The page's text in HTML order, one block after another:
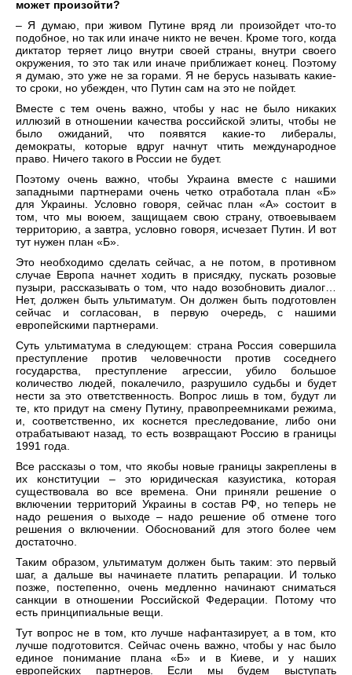
может произойти?
– Я думаю, при живом Путине вряд ли произойдет что-то
подобное, но так или иначе никто не вечен. Кроме того, когда
диктатор теряет лицо внутри своей страны, внутри своего
окружения, то это так или иначе приближает конец. Поэтому
я думаю, это уже не за горами. Я не берусь называть какие-
то сроки, но убежден, что Путин сам на это не пойдет.
Вместе с тем очень важно, чтобы у нас не было никаких
иллюзий в отношении качества российской элиты, чтобы не
было ожиданий, что появятся какие-то либералы,
демократы, которые вдруг начнут чтить международное
право. Ничего такого в России не будет.
Поэтому очень важно, чтобы Украина вместе с нашими
западными партнерами очень четко отработала план «Б»
для Украины. Условно говоря, сейчас план «А» состоит в
том, что мы воюем, защищаем свою страну, отвоевываем
территорию, а завтра, условно говоря, исчезает Путин. И вот
тут нужен план «Б».
Это необходимо сделать сейчас, а не потом, в противном
случае Европа начнет ходить в присядку, пускать розовые
пузыри, рассказывать о том, что надо возобновить диалог…
Нет, должен быть ультиматум. Он должен быть подготовлен
сейчас и согласован, в первую очередь, с нашими
европейскими партнерами.
Суть ультиматума в следующем: страна Россия совершила
преступление против человечности против соседнего
государства, преступление агрессии, убило большое
количество людей, покалечило, разрушило судьбы и будет
нести за это ответственность. Вопрос лишь в том, будут ли
те, кто придут на смену Путину, правопреемниками режима,
и, соответственно, их коснется преследование, либо они
отрабатывают назад, то есть возвращают Россию в границы
1991 года.
Все рассказы о том, что якобы новые границы закреплены в
их конституции – это юридическая казуистика, которая
существовала во все времена. Они приняли решение о
включении территорий Украины в состав РФ, но теперь не
надо решения о выходе – надо решение об отмене того
решения о включении. Обоснований для этого более чем
достаточно.
Таким образом, ультиматум должен быть таким: это первый
шаг, а дальше вы начинаете платить репарации. И только
позже, постепенно, очень медленно начинают сниматься
санкции в отношении Российской Федерации. Потому что
есть принципиальные вещи.
Тут вопрос не в том, кто лучше нафантазирует, а в том, кто
лучше подготовится. Сейчас очень важно, чтобы у нас было
единое понимание плана «Б» и в Киеве, и у наших
европейских партнеров. Если мы будем выступать